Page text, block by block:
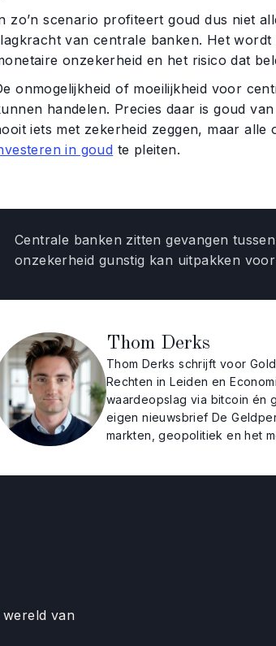
zo’n scenario profiteert goud dus niet
van centrale banken. Het
onzekerheid en het risico dat
onmogelijkheid of moeilijkheid voor
handelen. Precies daar is goud
iets met zekerheid zeggen, maar
in goud te pleiten.
Centrale banken zitten gevangen
onzekerheid gunstig kan uitpakken
Thom Derks
Thom Derks schrijft voor
Rechten in Leiden en
waardeopslag via bitcoin én
eigen nieuwsbrief De
markten, geopolitiek en het
wereld van